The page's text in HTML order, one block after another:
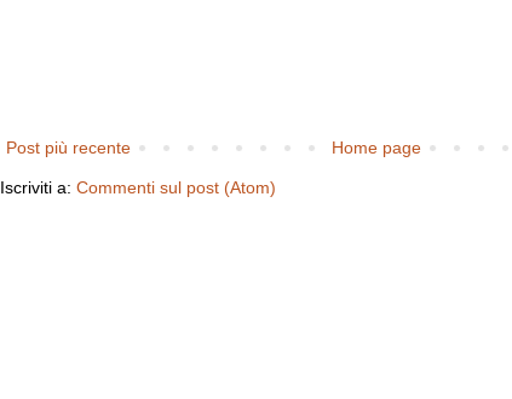
Post più recente Home page
Iscriviti a: Commenti sul post (Atom)